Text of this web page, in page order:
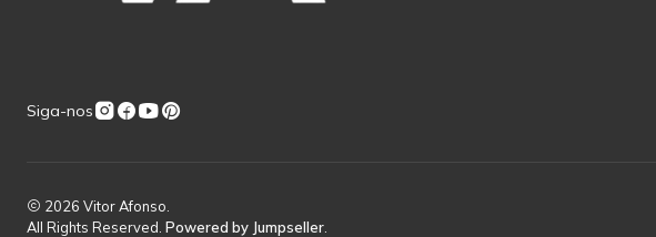
Siga-nos
2026 Vitor Afonso.
All Rights Reserved. Powered by Jumpseller